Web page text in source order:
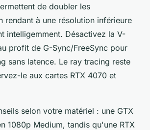
de doubler les
rendant à une résolution inférieure
intelligemment. Désactivez la V-
profit de G-Sync/FreeSync pour
sans latence. Le ray tracing reste
le aux cartes RTX 4070 et
selon votre matériel : une GTX
1080p Medium, tandis qu'une RTX